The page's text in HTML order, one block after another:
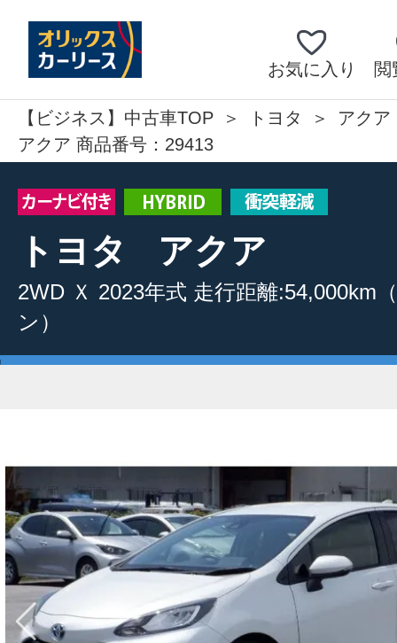
お気に入り 閲
【ビジネス】中古車TOP トヨタ
アクア
アクア 商品番号：29413
トヨタ アクア
2WD Ｘ 2023年式 走行距離:54,000km
ン）